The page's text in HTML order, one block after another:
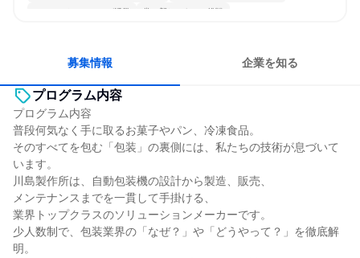
コミュニケーションが活発 常に新しいものに挑戦
募集情報 企業を知る
プログラム内容
プログラム内容
普段何気なく手に取るお菓子やパン、冷凍食品。
そのすべてを包む「包装」の裏側には、私たちの技術が息づいて
います。
川島製作所は、自動包装機の設計から製造、販売、
メンテナンスまでを一貫して手掛ける、
業界トップクラスのソリューションメーカーです。
少人数制で、包装業界の「なぜ？」や「どうやって？」を徹底解
明。